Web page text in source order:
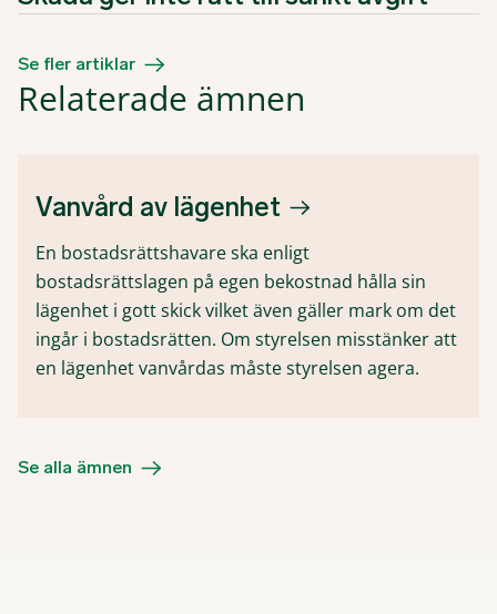
Se fler artiklar
Relaterade ämnen
Vanvård av lägenhet
En bostadsrättshavare ska enligt
bostadsrättslagen på egen bekostnad hålla sin
lägenhet i gott skick vilket även gäller mark om det
ingår i bostadsrätten. Om styrelsen misstänker att
en lägenhet vanvårdas måste styrelsen agera.
Se alla ämnen